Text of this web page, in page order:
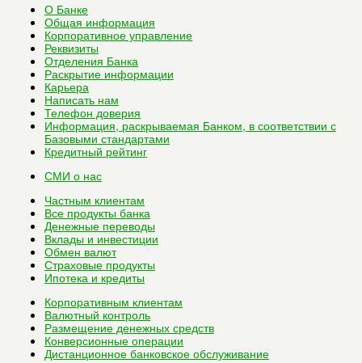
О Банке
Общая информация
Корпоративное управление
Реквизиты
Отделения Банка
Раскрытие информации
Карьера
Написать нам
Телефон доверия
Информация, раскрываемая Банком, в соответствии с
Базовыми стандартами
Кредитный рейтинг
СМИ о нас
Частным клиентам
Все продукты банка
Денежные переводы
Вклады и инвестиции
Обмен валют
Страховые продукты
Ипотека и кредиты
Корпоративным клиентам
Валютный контроль
Размещение денежных средств
Конверсионные операции
Дистанционное банковское обслуживание